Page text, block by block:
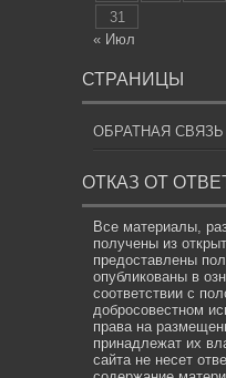
31
« Июл
СТРАНИЦЫ
ОБРАТНАЯ СВЯЗЬ
ОТКАЗ ОТ
Все материалы,
получены из
предоставлены
опубликованы в
соответствии с
добросовестном
права на
принадлежат их
сайта не несет